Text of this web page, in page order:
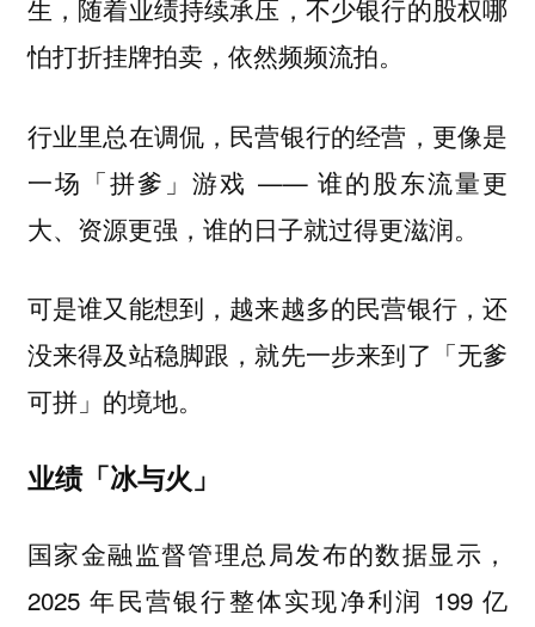
生，随着业绩持续承压，不少银行的股权哪
怕打折挂牌拍卖，依然频频流拍。
行业里总在调侃，民营银行的经营，更像是
一场「拼爹」游戏 —— 谁的股东流量更
大、资源更强，谁的日子就过得更滋润。
可是谁又能想到，越来越多的民营银行，还
没来得及站稳脚跟，就先一步来到了「无爹
可拼」的境地。
业绩「冰与火」
国家金融监督管理总局发布的数据显示，
2025 年民营银行整体实现净利润 199 亿